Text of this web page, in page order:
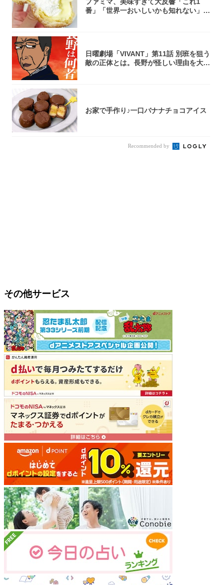
番」「世界一おいしいかも知れない」
日曜劇場「VIVANT」第11話 別班を狙う
敵の正体とは。長野が怪しい理由を大
お家で手作り♪一口バナナチョコアイス
Recommended by
その他サービス